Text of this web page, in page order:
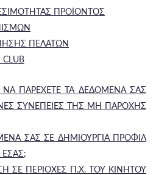
ΠΡΟΪΟΝΤΟΣ
ΠΕΛΑΤΩΝ
ΝΑ ΠΑΡΕΧΕΤΕ ΤΑ ΔΕΔΟΜΕΝΑ ΣΑΣ
ΣΥΝΕΠΕΙΕΣ ΤΗΣ ΜΗ ΠΑΡΟΧΗΣ
ΣΑΣ ΣΕ ΔΗΜΙΟΥΡΓΙΑ ΠΡΟΦΙΛ
ΕΣΑΣ;
ΣΕ ΠΕΡΙΟΧΕΣ Π.Χ. ΤΟΥ ΚΙΝΗΤΟΥ